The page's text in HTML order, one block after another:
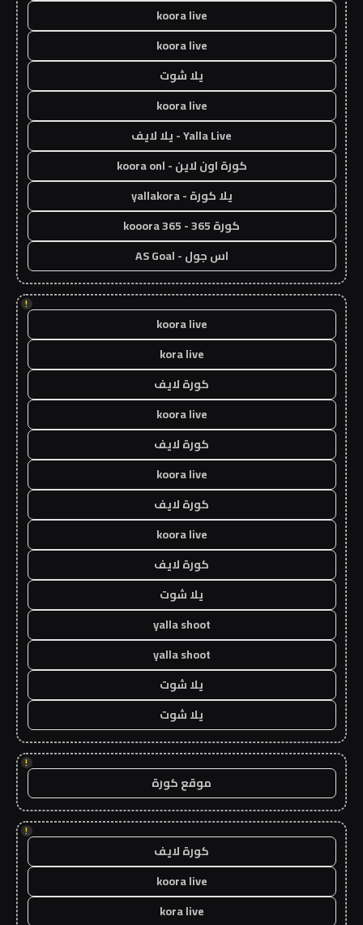
koora live
koora live
يلا شوت
koora live
Yalla Live - يلا لايف
كورة اون لاين - koora onl
يلا كورة - yallakora
كورة 365 - kooora 365
اس جول - AS Goal
!
koora live
kora live
كورة لايف
koora live
كورة لايف
koora live
كورة لايف
koora live
كورة لايف
يلا شوت
yalla shoot
yalla shoot
يلا شوت
يلا شوت
!
موقع كورة
!
كورة لايف
koora live
kora live